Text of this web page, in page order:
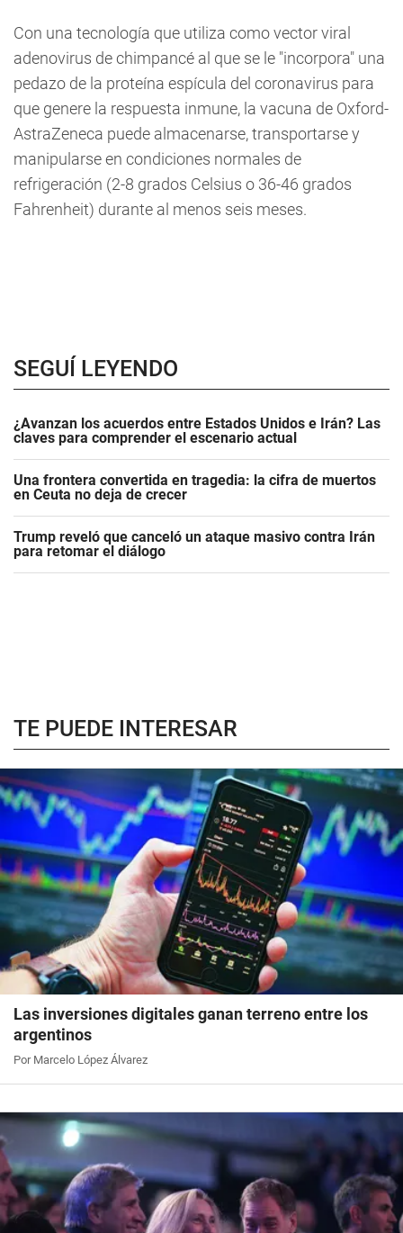
Con una tecnología que utiliza como vector viral
adenovirus de chimpancé al que se le "incorpora" una
pedazo de la proteína espícula del coronavirus para
que genere la respuesta inmune, la vacuna de Oxford-
AstraZeneca puede almacenarse, transportarse y
manipularse en condiciones normales de
refrigeración (2-8 grados Celsius o 36-46 grados
Fahrenheit) durante al menos seis meses.
SEGUÍ LEYENDO
¿Avanzan los acuerdos entre Estados Unidos e Irán? Las
claves para comprender el escenario actual
Una frontera convertida en tragedia: la cifra de muertos
en Ceuta no deja de crecer
Trump reveló que canceló un ataque masivo contra Irán
para retomar el diálogo
TE PUEDE INTERESAR
Las inversiones digitales ganan terreno entre los
argentinos
Por Marcelo López Álvarez